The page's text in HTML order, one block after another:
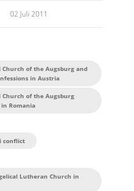
02 Juli 2011
Church of the Augsburg and
in Austria
Church of the Augsburg
in Romania
conflict
Lutheran Church in